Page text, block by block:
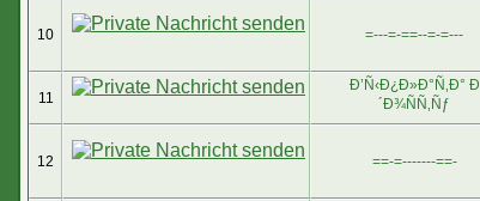
10 =---=-==--=-=---
11
Ð’Ñ‹Ð¿Ð»Ð°Ñ‚Ð° Ð
´Ð¾ÑÑ‚Ñƒ
12 ==-=-------==-